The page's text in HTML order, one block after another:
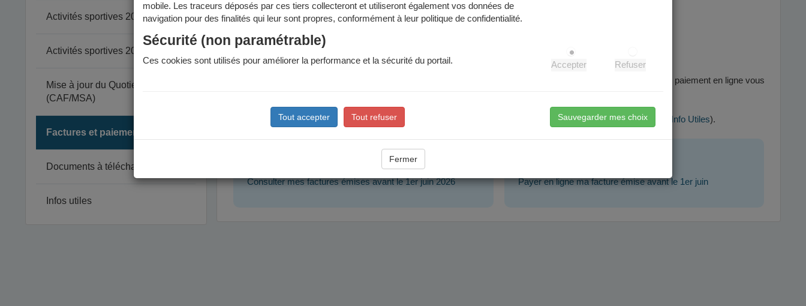
Activités sportives 2025-2026
Activités sportives 2026-2027
Mise à jour du Quotient Familial
(CAF/MSA)
Factures et paiement
Documents à télécharger
Infos utiles
Paiement des factures
Les modalités de paiement sont détaillées sur les factures. Les factures peuvent être réglées :
grâce au système sécurisé de paiement en ligne vous
Par chèque
En espèce (dans la limite de 300 €) ou en carte bancaire
: auprès d'un buraliste ou partenaire agréé ( voir Info Utiles).
Consulter mes factures émises avant le 1er juin 2026 Payer en ligne ma facture émise avant le 1er juin
mobile. Les traceurs déposés par ces tiers collecteront et utiliseront également vos données de
navigation pour des finalités qui leur sont propres, conformément à leur politique de confidentialité.
Sécurité (non paramétrable)
Ces cookies sont utilisés pour améliorer la performance et la sécurité du portail. Accepter Refuser
Tout accepter Tout refuser Sauvegarder mes choix
Fermer